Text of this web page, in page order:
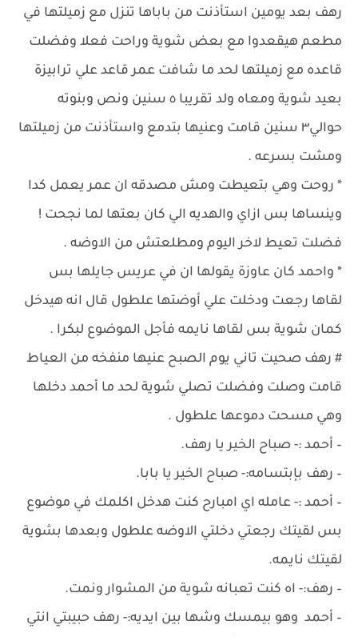
رهف بعد يومين استأذنت من باباها تنزل مع زميلتها في
مطعم هيقعدوا مع بعض شوية وراحت فعلا وفضلت
قاعده مع زميلتها لحد ما شافت عمر قاعد علي ترابيزة
بعيد شوية ومعاه ولد تقريبا ٥ سنين ونص وبنوته
حوالي٣ سنين قامت وعنيها بتدمع واستأذنت من زميلتها
ومشت بسرعه .
* روحت وهي بتعيطت ومش مصدقه ان عمر يعمل كدا
وينساها بس ازاي والهديه الي كان بعتها لما نجحت !
فضلت تعيط لاخر اليوم ومطلعتش من الاوضه .
* واحمد كان عاوزة يقولها ان في عريس جايلها بس
لقاها رجعت ودخلت علي أوضتها علطول قال انه هيدخل
كمان شوية بس لقاها نايمه فأجل الموضوع لبكرا .
# رهف صحيت تاني يوم الصبح عنيها منفخه من العياط
قامت وصلت وفضلت تصلي شوية لحد ما أحمد دخلها
وهي مسحت دموعها علطول .
– أحمد :- صباح الخير يا رهف.
– رهف بإبتسامه:- صباح الخير يا بابا.
– أحمد :- عامله اي امبارح كنت هدخل اكلمك في موضوع
بس لقيتك رجعتي دخلتي الاوضه علطول وبعدها بشوية
لقيتك نايمه.
– رهف:- اه كنت تعبانه شوية من المشوار ونمت.
– أحمد وهو بيمسك وشها بين ايديه:- رهف حبيبتي انتي